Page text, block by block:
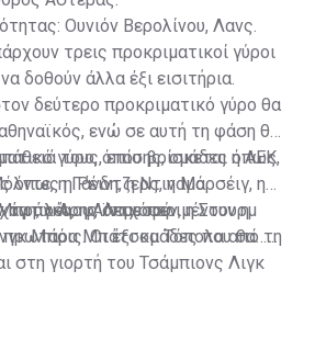
Ουνιόν Βερολίνου, Λανς.
τρεις προκριματικοί γύροι
δοθούν άλλα έξι εισιτήρια.
δεύτερο προκριματικό γύρο θα
ενώ σε αυτή τη φάση θα
τους, επίσης, ομάδες όπως
η Γάνδη, η Ντιναμό
ο Άρης Λεμεσού.
γύρο, όπου βρίσκεται η ΑΕΚ,
όπως η Ρέιντζερς, η Μαρσέιγ, η
η Αϊντχόφεν, η Στουρμ
πρωτάρα Μπάτσκα Τόπολα από τη
τα πλέι οφ, όπου περιμένουν η
Μπόις. Οι έξι ομάδες που θα…
στη γιορτή του Τσάμπιονς Λιγκ